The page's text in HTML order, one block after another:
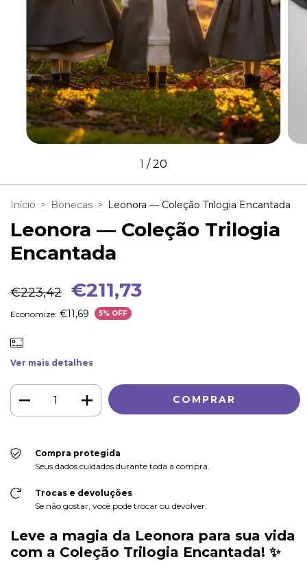
1 /20
Início > Bonecas > Leonora — Coleção Trilogia Encantada
Leonora — Coleção Trilogia
Encantada
€223,42 €211,73
Economize: €11,69 5% OFF
Ver mais detalhes
Compra protegida
Seus dados cuidados durante toda a compra.
Trocas e devoluções
Se não gostar, você pode trocar ou devolver.
Leve a magia da Leonora para sua vida
com a Coleção Trilogia Encantada! ✨